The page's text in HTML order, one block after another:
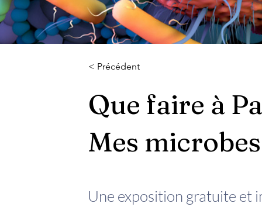
< Précédent
Que faire à
Mes
Une exposition gratuite et